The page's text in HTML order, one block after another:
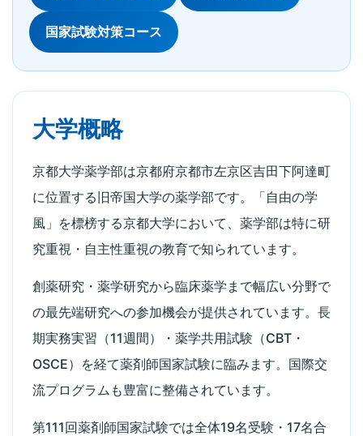
国家試験対策コース
大学概略
京都大学薬学部は京都府京都市左京区吉田下阿達町
に位置する旧帝国大学の薬学部です。「自由の学
風」を標榜する京都大学において、薬学部は特に研
究重視・自主性重視の教育で知られています。
創薬研究・薬学研究から臨床薬学まで幅広い分野で
の最先端研究への参加機会が提供されています。長
期実務実習（11週間）・薬学共用試験（CBT・
OSCE）を経て薬剤師国家試験に臨みます。国際交
流プログラムも豊富に整備されています。
第111回薬剤師国家試験では全体19名受験・17名合